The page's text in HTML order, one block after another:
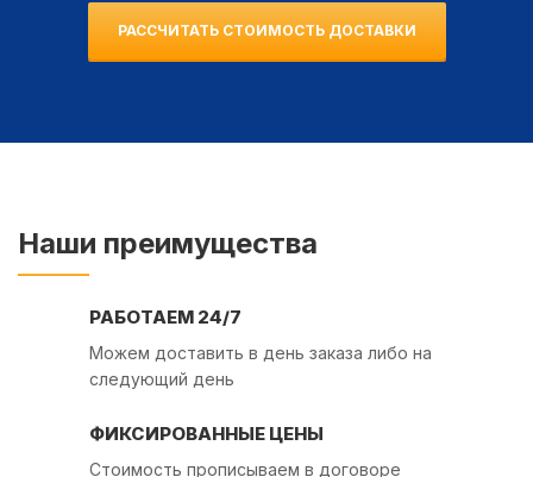
РАССЧИТАТЬ СТОИМОСТЬ ДОСТАВКИ
Наши преимущества
РАБОТАЕМ 24/7
Можем доставить в день заказа либо на
следующий день
ФИКСИРОВАННЫЕ ЦЕНЫ
Стоимость прописываем в договоре